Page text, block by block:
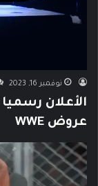
نوفمبر 16, 2023
الأعلان
عروض WWE